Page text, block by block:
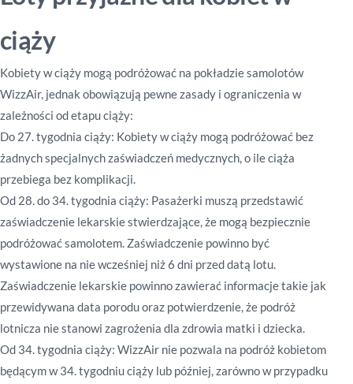
ciąży
Kobiety w ciąży mogą podróżować na pokładzie samolotów
WizzAir, jednak obowiązują pewne zasady i ograniczenia w
zależności od etapu ciąży:
Do 27. tygodnia ciąży: Kobiety w ciąży mogą podróżować bez
żadnych specjalnych zaświadczeń medycznych, o ile ciąża
przebiega bez komplikacji.
Od 28. do 34. tygodnia ciąży: Pasażerki muszą przedstawić
zaświadczenie lekarskie stwierdzające, że mogą bezpiecznie
podróżować samolotem. Zaświadczenie powinno być
wystawione na nie wcześniej niż 6 dni przed datą lotu.
Zaświadczenie lekarskie powinno zawierać informacje takie jak
przewidywana data porodu oraz potwierdzenie, że podróż
lotnicza nie stanowi zagrożenia dla zdrowia matki i dziecka.
Od 34. tygodnia ciąży: WizzAir nie pozwala na podróż kobietom
będącym w 34. tygodniu ciąży lub później, zarówno w przypadku